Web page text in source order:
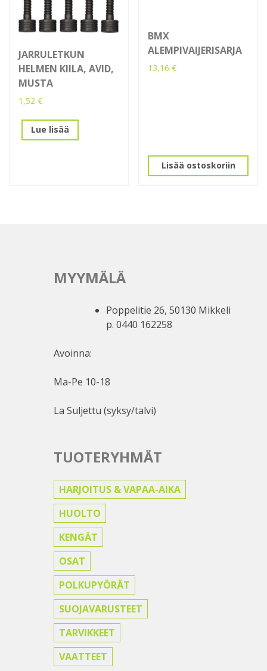
JARRULETKUN
HELMEN KIILA, AVID,
MUSTA
1,52 €
Lue lisää
BMX
ALEMPIVAIJERISARJA
13,16€
Lisää ostoskoriin
MYYMÄLÄ
Poppelitie 26, 50130 Mikkeli
p. 0440 162258
Avoinna:
Ma-Pe 10-18
La Suljettu (syksy/talvi)
TUOTERYHMÄT
HARJOITUS & VAPAA-AIKA
HUOLTO
KENGÄT
OSAT
POLKUPYÖRÄT
SUOJAVARUSTEET
TARVIKKEET
VAATTEET